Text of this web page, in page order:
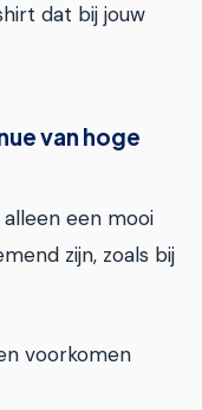
dat bij jouw
van hoge
een mooi
zijn, zoals bij
voorkomen